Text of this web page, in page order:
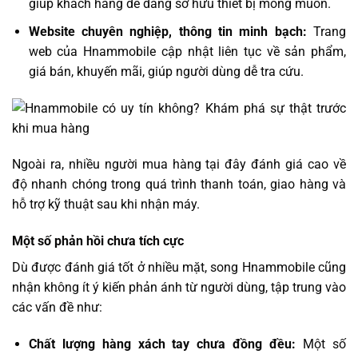
giúp khách hàng dễ dàng sở hữu thiết bị mong muốn.
Website chuyên nghiệp, thông tin minh bạch: Trang
web của Hnammobile cập nhật liên tục về sản phẩm,
giá bán, khuyến mãi, giúp người dùng dễ tra cứu.
Ngoài ra, nhiều người mua hàng tại đây đánh giá cao về
độ nhanh chóng trong quá trình thanh toán, giao hàng và
hỗ trợ kỹ thuật sau khi nhận máy.
Một số phản hồi chưa tích cực
Dù được đánh giá tốt ở nhiều mặt, song Hnammobile cũng
nhận không ít ý kiến phản ánh từ người dùng, tập trung vào
các vấn đề như:
Chất lượng hàng xách tay chưa đồng đều: Một số